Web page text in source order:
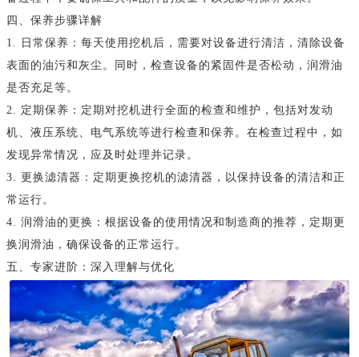
四、保养步骤详解
1. 日常保养：每天使用挖机后，需要对设备进行清洁，清除设备
表面的油污和灰尘。同时，检查设备的紧固件是否松动，润滑油
是否充足等。
2. 定期保养：定期对挖机进行全面的检查和维护，包括对发动
机、液压系统、电气系统等进行检查和保养。在检查过程中，如
发现异常情况，应及时处理并记录。
3. 更换滤清器：定期更换挖机的滤清器，以保持设备的清洁和正
常运行。
4. 润滑油的更换：根据设备的使用情况和制造商的推荐，定期更
换润滑油，确保设备的正常运行。
五、专家进阶：深入理解与优化